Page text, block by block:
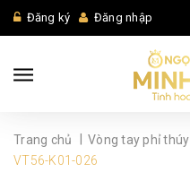
Đăng ký Đăng nhập
Trang chủ Vòng tay phỉ thúy
VT56-K01-026